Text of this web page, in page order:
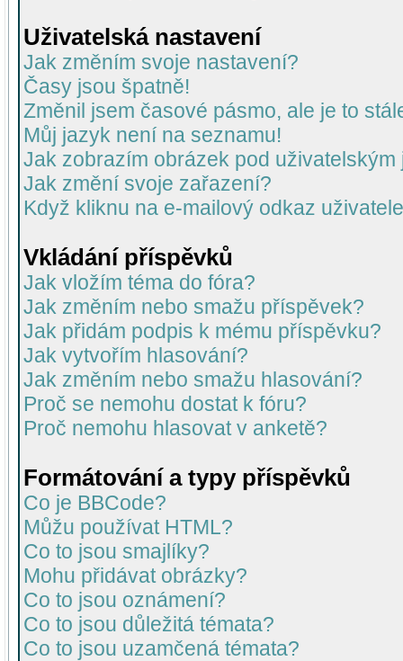
Uživatelská nastavení
Jak změním svoje nastavení?
Časy jsou špatně!
Změnil jsem časové pásmo, ale je to
Můj jazyk není na seznamu!
Jak zobrazím obrázek pod uživatelským
Jak změní svoje zařazení?
Když kliknu na e-mailový odkaz
Vkládání příspěvků
Jak vložím téma do fóra?
Jak změním nebo smažu příspěvek?
Jak přidám podpis k mému příspěvku?
Jak vytvořím hlasování?
Jak změním nebo smažu hlasování?
Proč se nemohu dostat k fóru?
Proč nemohu hlasovat v anketě?
Formátování a typy příspěvků
Co je BBCode?
Můžu používat HTML?
Co to jsou smajlíky?
Mohu přidávat obrázky?
Co to jsou oznámení?
Co to jsou důležitá témata?
Co to jsou uzamčená témata?